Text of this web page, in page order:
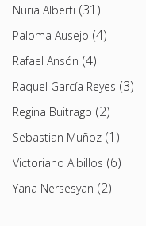
Nuria Alberti (31)
Paloma Ausejo (4)
Rafael Ansón (4)
Raquel García Reyes (3)
Regina Buitrago (2)
Sebastian Muñoz (1)
Victoriano Albillos (6)
Yana Nersesyan (2)